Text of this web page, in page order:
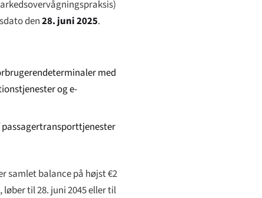
den28. juni 2025.
med
og e-
samlet balance på højst €2
til 28. juni 2045 eller til